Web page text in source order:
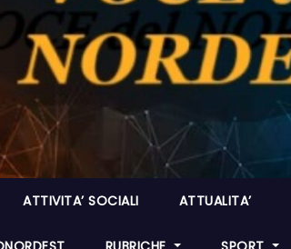
ATTIVITA’ SOCIALI ATTUALITA’